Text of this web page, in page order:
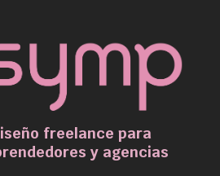
freelance para
y agencias